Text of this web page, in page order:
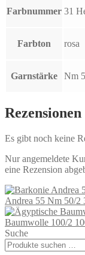
Farbnummer 31
Farbton rosa
Garnstärke Nm
Rezensionen
Es gibt noch keine
Nur angemeldete
eine Rezension
Andrea 55 Nm 50/2
Baumwolle 100/2
Suche